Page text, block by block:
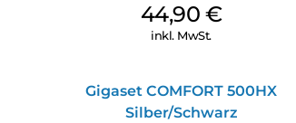
44,90 €
inkl. MwSt.
Gigaset COMFORT 500HX
Silber/Schwarz